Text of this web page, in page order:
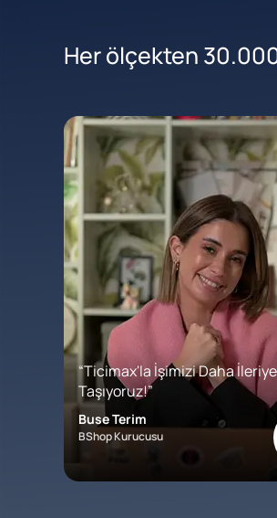
Her ölçekten
“Ticimax'la İşimizi Daha İleriye
Taşıyoruz!”
Buse Terim
BShop Kurucusu